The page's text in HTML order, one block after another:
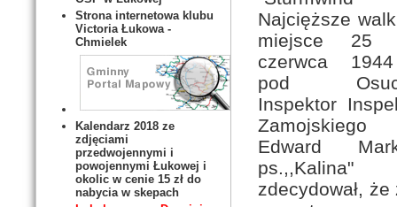
Strona internetowa klubu
Victoria Łukowa -
Chmielek
Kalendarz 2018 ze
zdjęciami
przedwojennymi i
powojennymi Łukowej i
okolic w cenie 15 zł do
nabycia w skepach
Najcięższe
miejsce
czerwca
pod
Inspektor
Edward
ps.,,Kalina"
zdecydował,